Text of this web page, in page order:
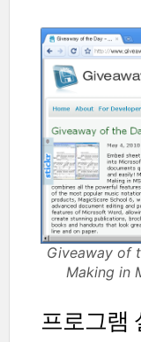
Giveaway of
Making in
프로그램